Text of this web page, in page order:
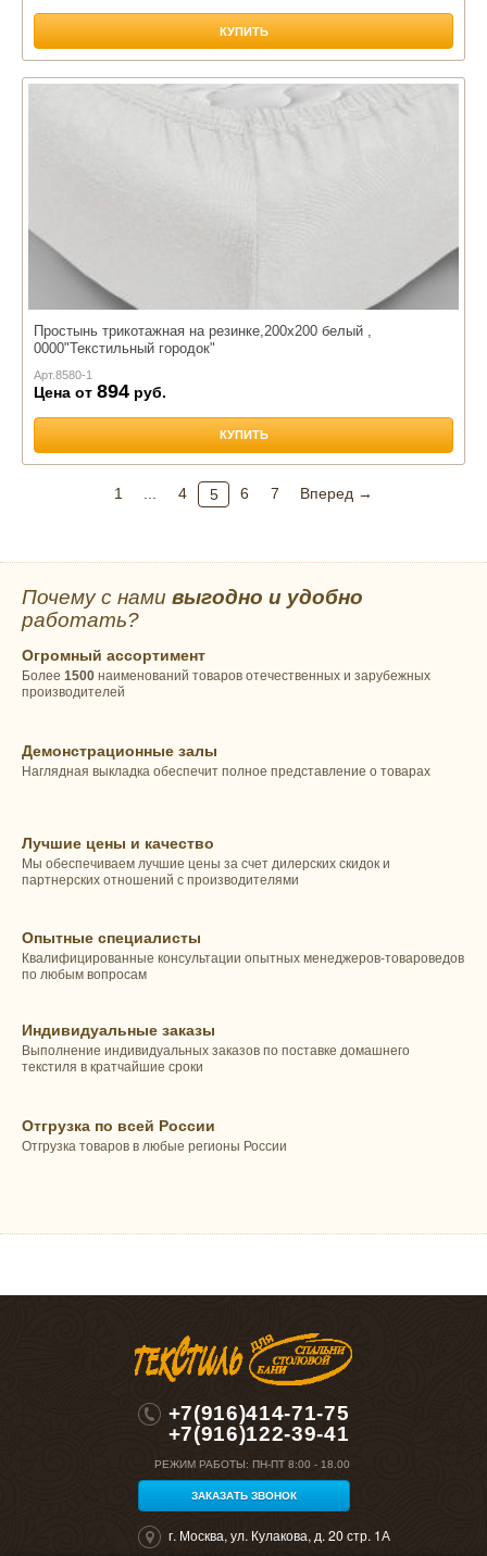
КУПИТЬ
Простынь трикотажная на резинке,200х200 белый ,
0000"Текстильный городок"
Арт.8580-1
Цена от 894 руб.
КУПИТЬ
1 4 5 6 7 Вперед →
Почему с нами выгодно и удобно
работать?
Огромный ассортимент
Более 1500 наименований товаров отечественных и зарубежных
производителей
Демонстрационные залы
Наглядная выкладка обеспечит полное представление о товарах
Лучшие цены и качество
Мы обеспечиваем лучшие цены за счет дилерских скидок и
партнерских отношений с производителями
Опытные специалисты
Квалифицированные консультации опытных менеджеров-товароведов
по любым вопросам
Индивидуальные заказы
Выполнение индивидуальных заказов по поставке домашнего
текстиля в кратчайшие сроки
Отгрузка по всей России
Отгрузка товаров в любые регионы России
+7(916)414-71-75
+7(916)122-39-41
РЕЖИМ РАБОТЫ: ПН-ПТ 8:00 - 18.00
ЗАКАЗАТЬ ЗВОНОК
г. Москва, ул. Кулакова, д. 20 стр. 1А